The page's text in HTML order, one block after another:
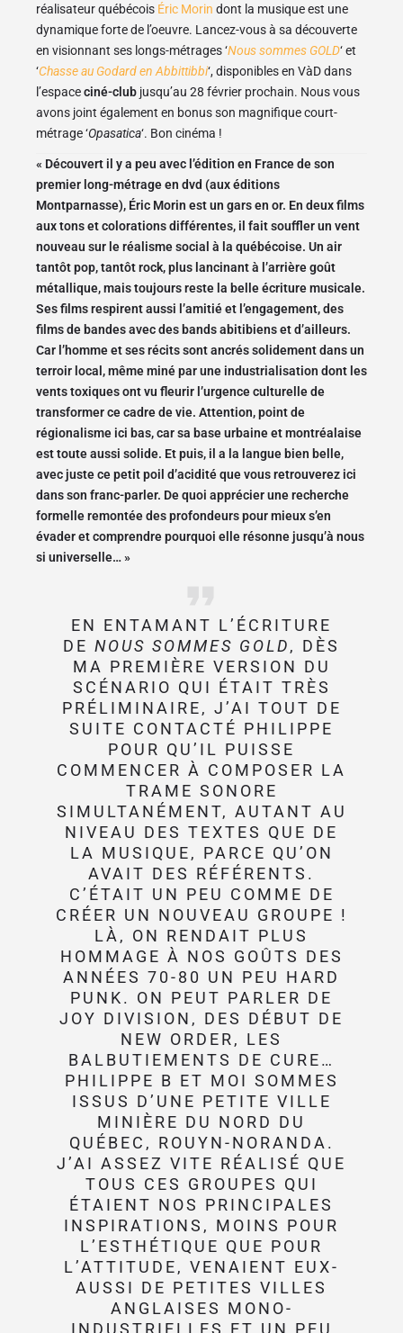
réalisateur québécois Éric Morin dont la musique est une
dynamique forte de l’oeuvre. Lancez-vous à sa découverte
en visionnant ses longs-métrages ‘Nous sommes GOLD‘ et
‘Chasse au Godard en Abbittibbi‘, disponibles en VàD dans
l’espaceciné-club jusqu’au 28 février prochain. Nous vous
avons joint également en bonus son magnifique court-
métrage ‘Opasatica‘. Bon cinéma !
« Découvert il y a peu avec l’édition en France de son
premier long-métrage en dvd (aux éditions
Montparnasse), Éric Morin est un gars en or. En deux films
aux tons et colorations différentes, il fait souffler un vent
nouveau sur le réalisme social à la québécoise. Un air
tantôt pop, tantôt rock, plus lancinant à l’arrière goût
métallique, mais toujours reste la belle écriture musicale.
Ses films respirent aussi l’amitié et l’engagement, des
films de bandes avec des bands abitibiens et d’ailleurs.
Car l’homme et ses récits sont ancrés solidement dans un
terroir local, même miné par une industrialisation dont les
vents toxiques ont vu fleurir l’urgence culturelle de
transformer ce cadre de vie. Attention, point de
régionalisme ici bas, car sa base urbaine et montréalaise
est toute aussi solide. Et puis, il a la langue bien belle,
avec juste ce petit poil d’acidité que vous retrouverez ici
dans son franc-parler. De quoi apprécier une recherche
formelle remontée des profondeurs pour mieux s’en
évader et comprendre pourquoi elle résonne jusqu’à nous
si universelle… »
EN ENTAMANT L’ÉCRITURE
DE NOUS SOMMES GOLD , DÈS
MA PREMIÈRE VERSION DU
SCÉNARIO QUI ÉTAIT TRÈS
PRÉLIMINAIRE, J’AI TOUT DE
SUITE CONTACTÉ PHILIPPE
POUR QU’IL PUISSE
COMMENCER À COMPOSER LA
TRAME SONORE
SIMULTANÉMENT, AUTANT AU
NIVEAU DES TEXTES QUE DE
LA MUSIQUE, PARCE QU’ON
AVAIT DES RÉFÉRENTS.
C’ÉTAIT UN PEU COMME DE
CRÉER UN NOUVEAU GROUPE !
LÀ, ON RENDAIT PLUS
HOMMAGE À NOS GOÛTS DES
ANNÉES 70-80 UN PEU HARD
PUNK. ON PEUT PARLER DE
JOY DIVISION, DES DÉBUT DE
NEW ORDER, LES
BALBUTIEMENTS DE CURE…
PHILIPPE B ET MOI SOMMES
ISSUS D’UNE PETITE VILLE
MINIÈRE DU NORD DU
QUÉBEC, ROUYN-NORANDA.
J’AI ASSEZ VITE RÉALISÉ QUE
TOUS CES GROUPES QUI
ÉTAIENT NOS PRINCIPALES
INSPIRATIONS, MOINS POUR
L’ESTHÉTIQUE QUE POUR
L’ATTITUDE, VENAIENT EUX-
AUSSI DE PETITES VILLES
ANGLAISES MONO-